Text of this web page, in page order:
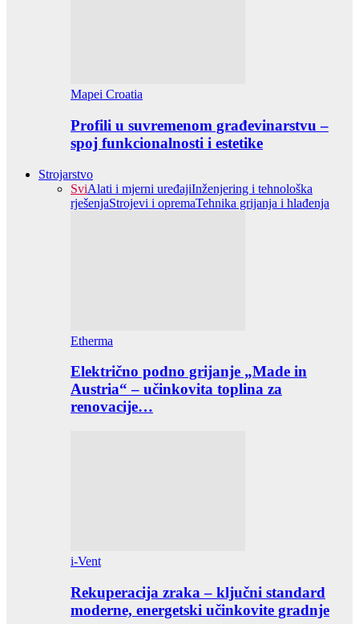
Mapei Croatia
Profili u suvremenom građevinarstvu –
spoj funkcionalnosti i estetike
Strojarstvo
SviAlati i mjerni uređajiInženjering i tehnološka
rješenjaStrojevi i opremaTehnika grijanja i hlađenja
Etherma
Električno podno grijanje „Made in
Austria“ – učinkovita toplina za
renovacije…
i-Vent
Rekuperacija zraka – ključni standard
moderne, energetski učinkovite gradnje